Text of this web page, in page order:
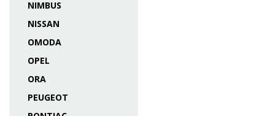
NIMBUS
NISSAN
OMODA
OPEL
ORA
PEUGEOT